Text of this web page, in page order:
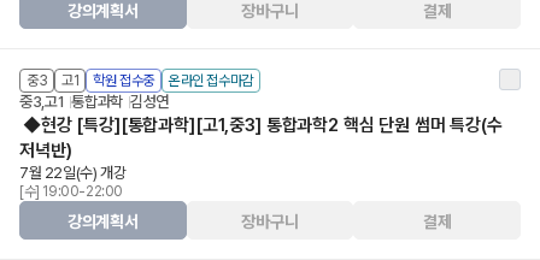
강의계획서 장바구니 결제
중3 고1 학원 접수중 온라인 접수마감
중3,고1 통합과학 김성연
◆현강 [특강][통합과학][고1,중3] 통합과학2 핵심 단원 썸머 특강(수
저녁반)
7월 22일(수) 개강
[수] 19:00-22:00
강의계획서 장바구니 결제